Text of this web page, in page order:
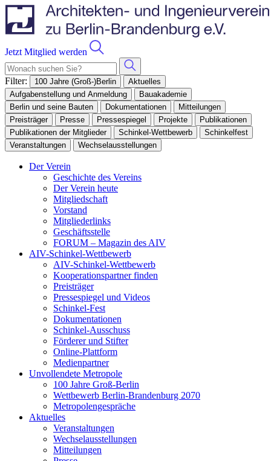
Jetzt Mitglied werden
Filter: 100 Jahre (Groß-)Berlin
Aktuelles
Aufgabenstellung und Anmeldung
Bauakademie
Berlin und seine Bauten
Dokumentationen
Mitteilungen
Preisträger
Presse Pressespiegel Projekte
Publikationen
Publikationen der Mitglieder
Schinkel-Wettbewerb
Schinkelfest
Veranstaltungen
Wechselausstellungen
Der Verein
Geschichte des Vereins
Der Verein heute
Mitgliedschaft
Vorstand
Mitgliederlinks
Geschäftsstelle
FORUM – Magazin des AIV
AIV-Schinkel-Wettbewerb
AIV-Schinkel-Wettbewerb
Kooperationspartner finden
Preisträger
Pressespiegel und Videos
Schinkel-Fest
Dokumentationen
Schinkel-Ausschuss
Förderer und Stifter
Online-Plattform
Medienpartner
Unvollendete Metropole
100 Jahre Groß-Berlin
Wettbewerb Berlin-Brandenburg 2070
Metropolengespräche
Aktuelles
Veranstaltungen
Wechselausstellungen
Mitteilungen